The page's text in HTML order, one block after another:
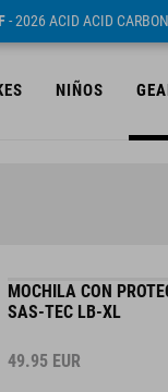
- 2026 ACID ACID
NIÑOS
MOCHILA CON
SAS-TEC LB-XL
49.95 EUR